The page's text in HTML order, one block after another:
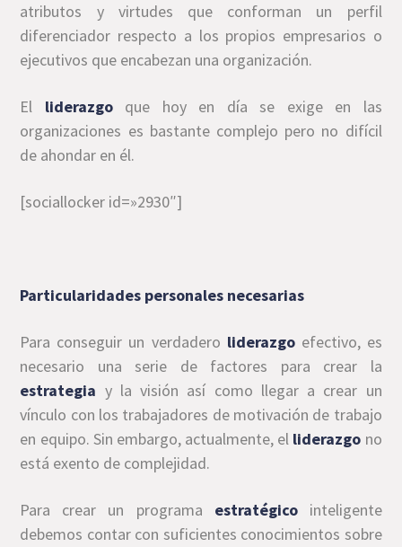
atributos y virtudes que conforman un perfil
diferenciador respecto a los propios empresarios o
ejecutivos que encabezan una organización.
El liderazgoque hoy en día se exige en las
organizaciones es bastante complejo pero no difícil
de ahondar en él.
[sociallocker id=»2930″]
Particularidades personales necesarias
Para conseguir un verdadero liderazgoefectivo, es
necesario una serie de factores para crear la
estrategia y la visión así como llegar a crear un
vínculo con los trabajadores de motivación de trabajo
en equipo. Sin embargo, actualmente, el liderazgo no
está exento de complejidad.
Para crear un programa estratégicointeligente
debemos contar con suficientes conocimientos sobre